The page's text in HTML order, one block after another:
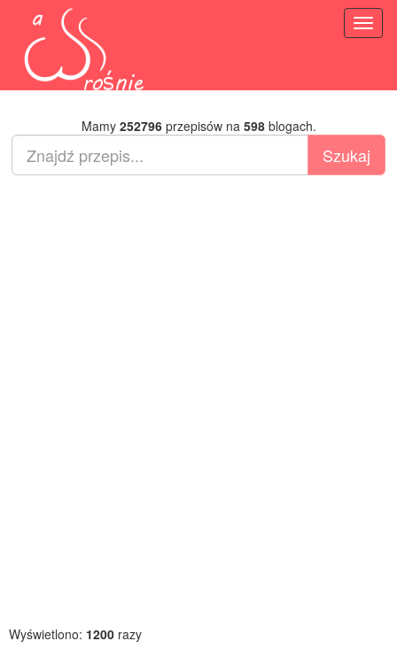
Mamy 252796przepisów na 598blogach.
Wyświetlono: 1200 razy